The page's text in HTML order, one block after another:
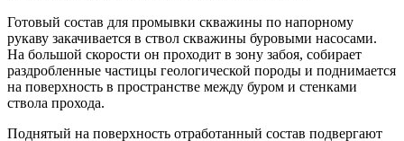
Готовый состав для промывки скважины по напорному
рукаву закачивается в ствол скважины буровыми насосами.
На большой скорости он проходит в зону забоя, собирает
раздробленные частицы геологической породы и поднимается
на поверхность в пространстве между буром и стенками
ствола прохода.
Поднятый на поверхность отработанный состав подвергают